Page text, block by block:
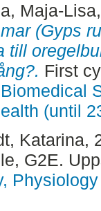
Maja-Lisa
(Gyps
till
First
(until
Katarina,
G2E.